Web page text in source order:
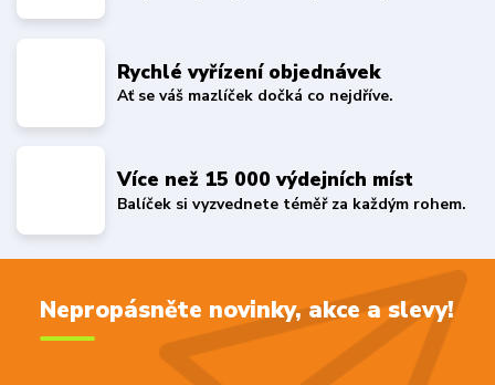
Rychlé vyřízení objednávek
Ať se váš mazlíček dočká co nejdříve.
Více než 15 000 výdejních míst
Balíček si vyzvednete téměř za každým rohem.
Nepropásněte novinky, akce a slevy!